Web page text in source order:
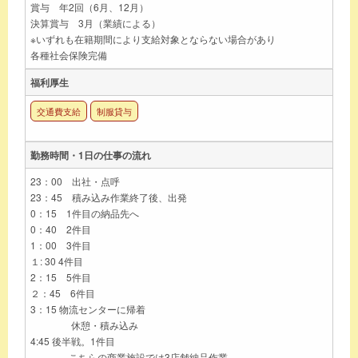
賞与 年2回（6月、12月）
決算賞与 3月（業績による）
※いずれも在籍期間により支給対象とならない場合があり
各種社会保険完備
福利厚生
交通費支給 制服貸与
勤務時間・1日の仕事の流れ
23：00 出社・点呼
23：45 積み込み作業終了後、出発
0：15 1件目の納品先へ
0：40 2件目
1：00 3件目
１: 30 4件目
2：15 5件目
２：45 6件目
3：15 物流センターに帰着
休憩・積み込み
4:45 後半戦。1件目